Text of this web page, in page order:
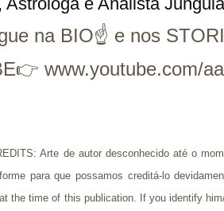
na BIO☝ e nos
www.youtube.com/
Arte de autor desconhecido até o
para que possamos creditá-lo
the time of this publication. If you identify